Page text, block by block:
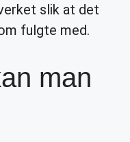
slik at det
fulgte med.
man